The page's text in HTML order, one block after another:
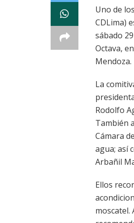
Uno de
CDLima)
sábado
Octava,
Mendoza.
La
Rodolfo
También
Cámara
agua; así
Arbañil
Ellos
moscatel.